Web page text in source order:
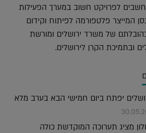
לפרויקט חשוב במערך הפעילות
המייצר פלטפורמה לפיתוח וקידום
של משרד ירושלים ומורשת
ובתמיכת הקרן לירושלים.
יפתח ביום חמישי הבא בערב מלא
מציג תערוכה המוקדשת כולה